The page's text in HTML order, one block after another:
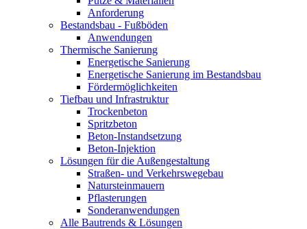
Anforderung
Bestandsbau - Fußböden
Anwendungen
Thermische Sanierung
Energetische Sanierung
Energetische Sanierung im Bestandsbau
Fördermöglichkeiten
Tiefbau und Infrastruktur
Trockenbeton
Spritzbeton
Beton-Instandsetzung
Beton-Injektion
Lösungen für die Außengestaltung
Straßen- und Verkehrswegebau
Natursteinmauern
Pflasterungen
Sonderanwendungen
Alle Bautrends & Lösungen